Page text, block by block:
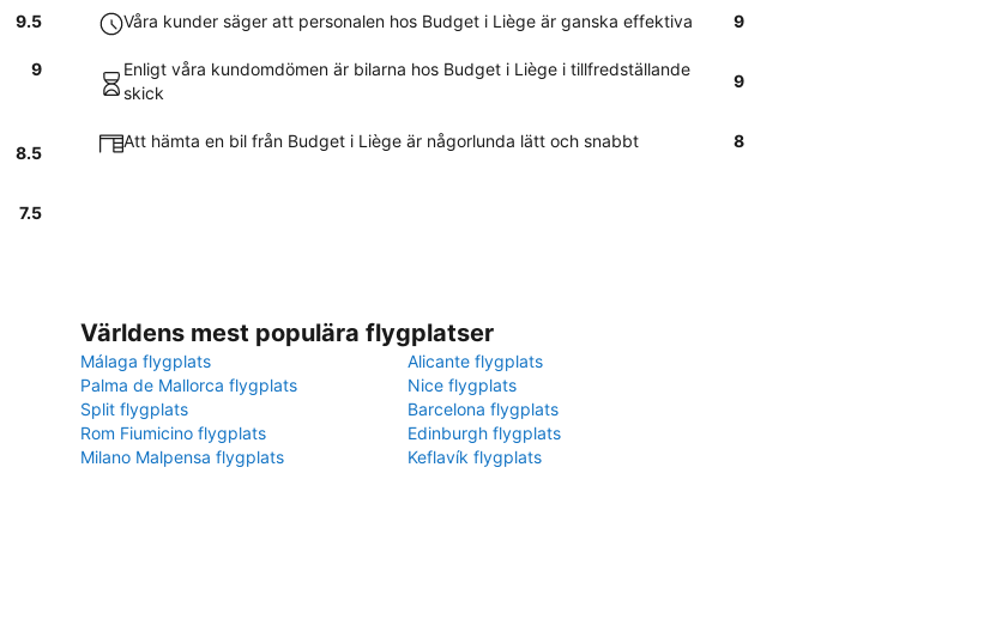
9.5 Våra kunder säger att personalen hos Budget i Liège är ganska effektiva 9
9
Enligt våra kundomdömen är bilarna hos Budget i Liège i tillfredställande
skick
9
8.5
Att hämta en bil från Budget i Liège är någorlunda lätt och snabbt 8
7.5
Världens mest populära flygplatser
Málaga flygplats
Alicante flygplats
Palma de Mallorca flygplats
Nice flygplats
Split flygplats
Barcelona flygplats
Rom Fiumicino flygplats
Edinburgh flygplats
Milano Malpensa flygplats
Keflavík flygplats